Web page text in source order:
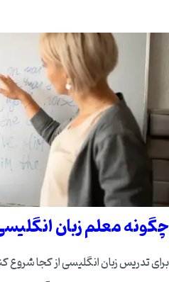
چگونه معلم زبان
برای تدریس زبان انگلیسی از کجا شروع